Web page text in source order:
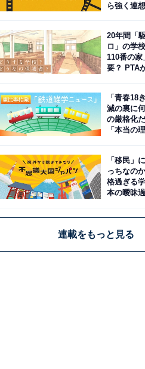
ら強く連
20年間「
ロ」の学
110番の家
要？ PTA
「青春18
減の裏に
の厳格化
「本当の
「移民」
っちなの
格過ぎる
本の曖昧
連載をもっと見る